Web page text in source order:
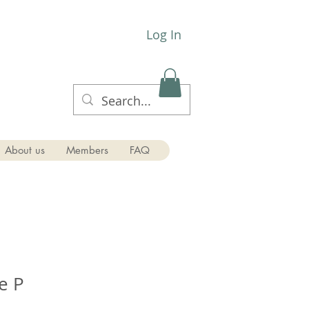
Log In
About us Members FAQ
P